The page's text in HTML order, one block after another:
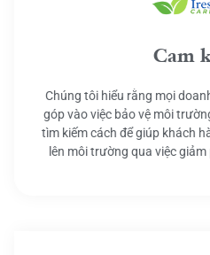
Cam
Chúng tôi hiểu rằng mọi
góp vào việc bảo vệ môi
tìm kiếm cách để giúp khách
lên môi trường qua việc